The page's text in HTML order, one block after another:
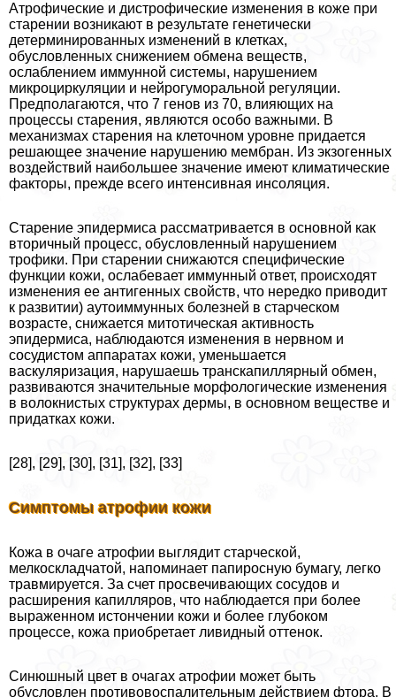
Атрофические и дистрофические изменения в коже при
старении возникают в результате генетически
детерминированных изменений в клетках,
обусловленных снижением обмена веществ,
ослаблением иммунной системы, нарушением
микроциркуляции и нейрогумopaльной регуляции.
Предполагаются, что 7 генов из 70, влияющих на
процессы старения, являются особо важными. В
механизмах старения на клеточном уровне придается
решающее значение нарушению мембран. Из экзогенных
воздействий наибольшее значение имеют климатические
факторы, прежде всего интенсивная инсоляция.
Старение эпидермиса рассматривается в основной как
вторичный процесс, обусловленный нарушением
трофики. При старении снижаются специфические
функции кожи, ослабевает иммунный ответ, происходят
изменения ее антигенных свойств, что нередко приводит
к развитии) аутоиммунных болезней в старческом
возрасте, снижается митотическая активность
эпидермиса, наблюдаются изменения в нервном и
сосудистом аппаратах кожи, уменьшается
васкуляризация, нарушаешь трaнcкапиллярный обмен,
развиваются значительные морфологические изменения
в волокнистых структурах дермы, в основном веществе и
придатках кожи.
[28], [29], [30], [31], [32], [33]
Симптомы атрофии кожи
Кожа в очаге атрофии выглядит старческой,
мелкоскладчатой, напоминает папиросную бумагу, легко
травмируется. За счет просвечивающих сосудов и
расширения капилляров, что наблюдается при более
выраженном истончении кожи и более глубоком
процессе, кожа приобретает ливидный оттенок.
Синюшный цвет в очагах атрофии может быть
обусловлен противовоспалительным действием фтора. В